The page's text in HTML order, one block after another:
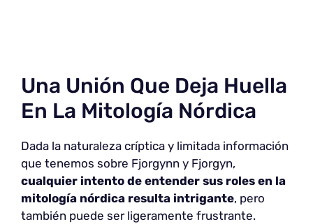
Una Unión Que Deja Huella
En La Mitología Nórdica
Dada la naturaleza críptica y limitada información
que tenemos sobre Fjorgynn y Fjorgyn,
cualquier intento de entender sus roles en la
mitología nórdica resulta intrigante, pero
también puede ser ligeramente frustrante.